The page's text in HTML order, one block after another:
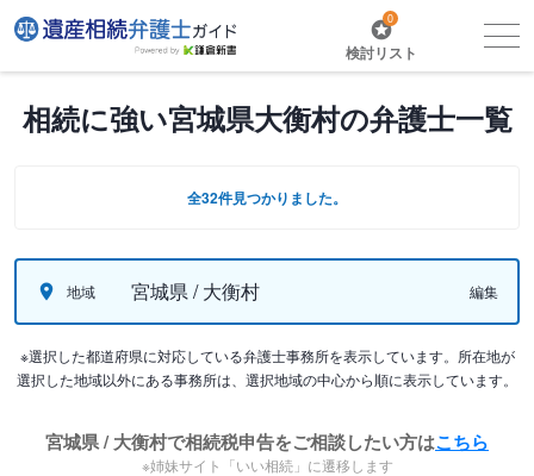
0
検討リスト
相続に強い宮城県大衡村の弁護士一覧
全32件見つかりました。
地域 宮城県 / 大衡村 編集
※選択した都道府県に対応している弁護士事務所を表示しています。所在地が
選択した地域以外にある事務所は、選択地域の中心から順に表示しています。
宮城県 / 大衡村で相続税申告をご相談したい方はこちら
※姉妹サイト「いい相続」に遷移します